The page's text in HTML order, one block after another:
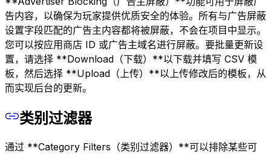
告内容，以确保为玩家提供优质安全的体验。所有与广告屏蔽
设置字段匹配的广告主内容都将被屏蔽，不会在项目中显示。
您可以按应用商店 ID 或广告主域名进行屏蔽。要批量更新设
置，请选择 **Download（下载）**以下载并填写 CSV 模
板，然后选择 **Upload（上传）**以上传修改后的模板，从
而实现后台的更新。
类别过滤器
通过 **Category Filters（类别过滤器）**可以排除某些可